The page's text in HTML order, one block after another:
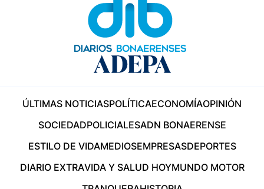
ÚLTIMAS NOTICIASPOLÍTICAECONOMÍAOPINIÓN
SOCIEDADPOLICIALESADN BONAERENSE
ESTILO DE VIDAMEDIOSEMPRESASDEPORTES
DIARIO EXTRAVIDA Y SALUD HOYMUNDO MOTOR